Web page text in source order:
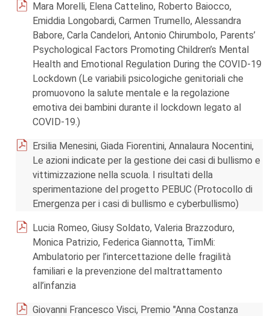
Mara Morelli, Elena Cattelino, Roberto Baiocco,
Emiddia Longobardi, Carmen Trumello, Alessandra
Babore, Carla Candelori, Antonio Chirumbolo, Parents’
Psychological Factors Promoting Children’s Mental
Health and Emotional Regulation During the COVID-19
Lockdown (Le variabili psicologiche genitoriali che
promuovono la salute mentale e la regolazione
emotiva dei bambini durante il lockdown legato al
COVID-19.)
Ersilia Menesini, Giada Fiorentini, Annalaura Nocentini,
Le azioni indicate per la gestione dei casi di bullismo e
vittimizzazione nella scuola. I risultati della
sperimentazione del progetto PEBUC (Protocollo di
Emergenza per i casi di bullismo e cyberbullismo)
Lucia Romeo, Giusy Soldato, Valeria Brazzoduro,
Monica Patrizio, Federica Giannotta, TimMi:
Ambulatorio per l’intercettazione delle fragilità
familiari e la prevenzione del maltrattamento
all’infanzia
Giovanni Francesco Visci, Premio "Anna Costanza